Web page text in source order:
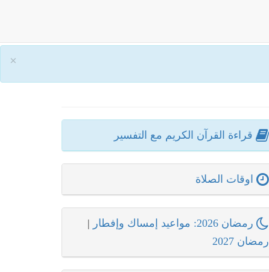
×
قراءة القرآن الكريم مع التفسير
اوقات الصلاة
رمضان 2026: مواعيد إمساك وإفطار
|
رمضان 2027